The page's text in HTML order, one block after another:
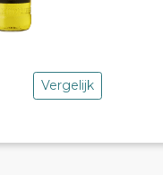
Vergelijk